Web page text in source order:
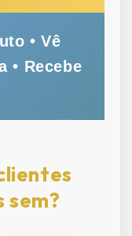
• Vê
• Recebe
sem?